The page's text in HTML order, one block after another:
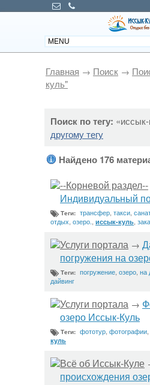
Главная → Поиск →
куль"
Поиск по тегу:
другому тегу
Найдено 176
--Корневой раздел--
Индивидуальный
Теги: трансфер такси
отдых озеро. иссык-куль
Услуги портала →
погружения на
Теги: погружение озеро на
дайвинг
Услуги портала →
озеро Иссык-Куль
Теги: фототур фотографии
куль
Всё об Иссык-Куле
происхождения